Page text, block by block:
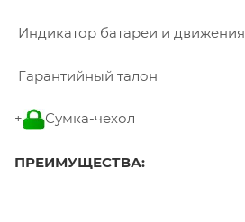
Индикатор батареи и движения
Гарантийный талон
+ Сумка-чехол
ПРЕИМУЩЕСТВА: